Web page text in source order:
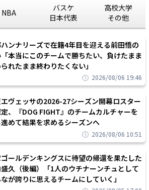
NBA
バスケ
日本代表
高校大学
その他
ンナリーズで在籍4年目を迎える前田悟の
本当にこのチームで勝ちたい、負けたまま
れたまま終わりたくない」
2026/08/06 19:46
ヴェッサの2026-27シーズン開幕ロスター
、『DOG FIGHT』のチームカルチャーを
めて結果を求めるシーズンへ
2026/08/06 10:51
ールデンキングスに待望の帰還を果たした
久（後編）「1人のウチナーンチュとして
が誇りに思えるチームにしていく」